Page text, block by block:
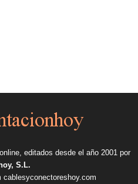
editados desde el año 2001 por
S.L.
cablesyconectoreshoy.com